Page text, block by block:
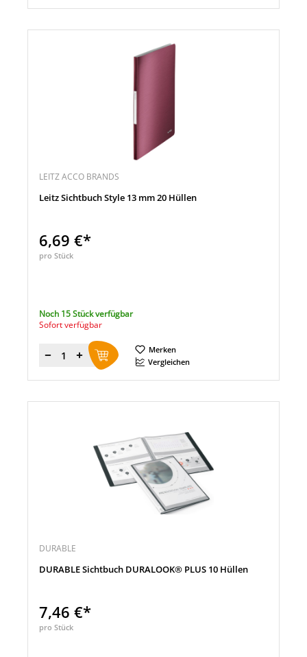
LEITZ ACCO BRANDS
Leitz Sichtbuch Style 13 mm 20 Hüllen
6,69 €*
pro Stück
Noch 15 Stück verfügbar
Sofort verfügbar
Menge
Merken
Vergleichen
DURABLE
DURABLE Sichtbuch DURALOOK® PLUS 10 Hüllen
7,46 €*
pro Stück